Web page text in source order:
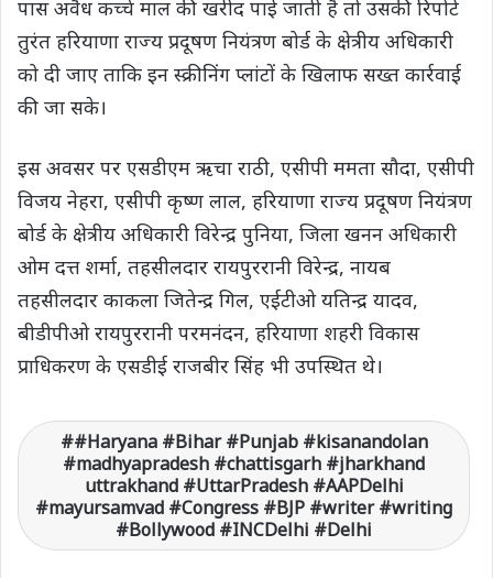
पास अवैध कच्चे माल की खरीद पाई जाती है तो उसकी रिपोर्ट
तुरंत हरियाणा राज्य प्रदूषण नियंत्रण बोर्ड के क्षेत्रीय अधिकारी
को दी जाए ताकि इन स्क्रीनिंग प्लांटों के खिलाफ सख्त कार्रवाई
की जा सके।
इस अवसर पर एसडीएम ऋचा राठी, एसीपी ममता सौदा, एसीपी
विजय नेहरा, एसीपी कृष्ण लाल, हरियाणा राज्य प्रदूषण नियंत्रण
बोर्ड के क्षेत्रीय अधिकारी विरेन्द्र पुनिया, जिला खनन अधिकारी
ओम दत्त शर्मा, तहसीलदार रायपुररानी विरेन्द्र, नायब
तहसीलदार काकला जितेन्द्र गिल, एईटीओ यतिन्द्र यादव,
बीडीपीओ रायपुररानी परमनंदन, हरियाणा शहरी विकास
प्राधिकरण के एसडीई राजबीर सिंह भी उपस्थित थे।
#Haryana #Bihar #Punjab #kisanandolan
#madhyapradesh #chattisgarh #jharkhand
uttrakhand #UttarPradesh #AAPDelhi
#mayursamvad #Congress #BJP #writer #writing
#Bollywood #INCDelhi #Delhi